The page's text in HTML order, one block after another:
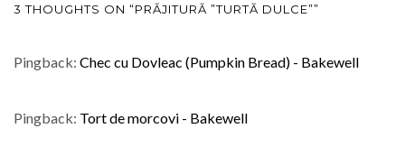
3 THOUGHTS ON “PRĂJITURĂ ”TURTĂ DULCE””
Pingback: Chec cu Dovleac (Pumpkin Bread) - Bakewell
Pingback: Tort de morcovi - Bakewell